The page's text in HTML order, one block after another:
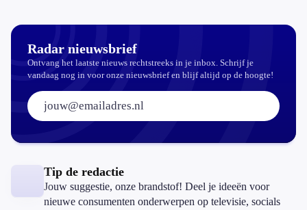
Radar nieuwsbrief
Ontvang het laatste nieuws rechtstreeks in je inbox. Schrijf je
vandaag nog in voor onze nieuwsbrief en blijf altijd op de hoogte!
E-mailadres:
Tip de redactie
Jouw suggestie, onze brandstof! Deel je ideeën voor
nieuwe consumenten onderwerpen op televisie, socials